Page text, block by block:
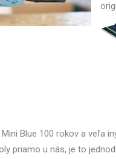
Blue 100 rokov a veľa
priamo u nás, je to